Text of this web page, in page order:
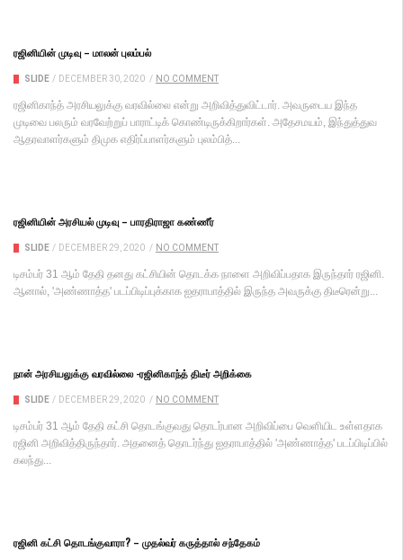
ரஜினியின் முடிவு – மாலன் புலம்பல்
SLIDE / DECEMBER 30, 2020 / NO COMMENT
ரஜினிகாந்த் அரசியலுக்கு வரவில்லை என்று அறிவித்துவிட்டார். அவருடைய இந்த
முடிவை பலரும் வரவேற்றுப் பாராட்டிக் கொண்டிருக்கிறார்கள். அதேசமயம், இந்துத்துவ
ஆதரவாளர்களும் திமுக எதிர்ப்பாளர்களும் புலம்பித்...
ரஜினியின் அரசியல் முடிவு – பாரதிராஜா கண்ணீர்
SLIDE / DECEMBER 29, 2020 / NO COMMENT
டிசம்பர் 31 ஆம் தேதி தனது கட்சியின் தொடக்க நாளை அறிவிப்பதாக இருந்தார் ரஜினி.
ஆனால், 'அண்ணாத்த' படப்பிடிப்புக்காக ஐதராபாத்தில் இருந்த அவருக்கு திடீரென்று...
நான் அரசியலுக்கு வரவில்லை -ரஜினிகாந்த் திடீர் அறிக்கை
SLIDE / DECEMBER 29, 2020 / NO COMMENT
டிசம்பர் 31 ஆம் தேதி கட்சி தொடங்குவது தொடர்பான அறிவிப்பை வெளியிட உள்ளதாக
ரஜினி அறிவித்திருந்தார். அதனைத் தொடர்ந்து ஐதராபாத்தில் 'அண்ணாத்த' படப்பிடிப்பில்
கலந்து...
ரஜினி கட்சி தொடங்குவாரா? – முதல்வர் கருத்தால் சந்தேகம்